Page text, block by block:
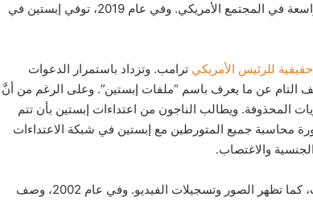
العمل. هذه الفضيحة كانت لها تداعيات على أوساط واسعة في المجتمع الأمريكي. وفي عام 2019، توفي إبستين في
للرئيس الأمريكي ترامب. وتزداد باستمرار الدعوات
التام عن ما يعرف باسم “ملفات إبستين”. وعلى الرغم من أنَّ
المحذوفة. ويطالب الناجون من اعتداءات إبستين بأن تتم
محاسبة جميع المتورطين مع إبستين في شبكة الاعتداءات
والاغتصاب.
لقد ثبت أنَّ ترامب كان صديقاً لإبستين في التسعينيات، كما تظهر الصور وتسجيلات الفيديو. وفي عام 2002، وصف